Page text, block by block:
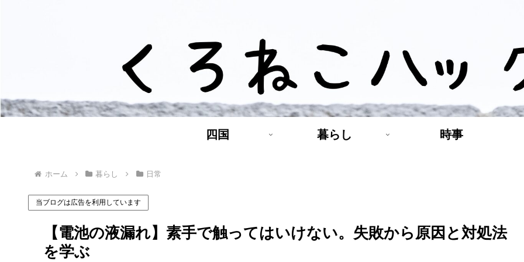
四国 暮らし 時事
ホーム 暮らし 日常
当ブログは広告を利用しています
【電池の液漏れ】素手で触ってはいけない。失敗から原因と対処法
を学ぶ